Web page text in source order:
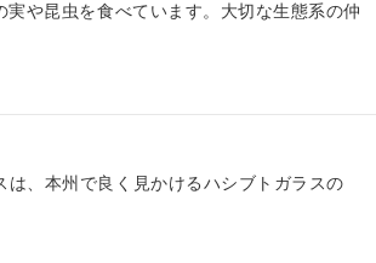
実や昆虫を食べています。大切な生態系の仲
は、本州で良く見かけるハシブトガラスの